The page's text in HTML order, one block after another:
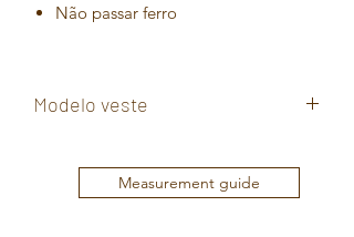
Não passar ferro
Modelo veste
Measurement guide